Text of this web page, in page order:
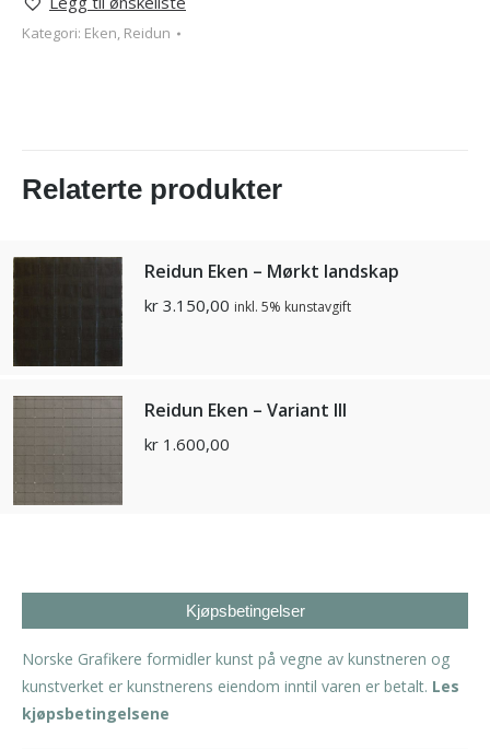
Kategori: Eken, Reidun
Relaterte produkter
Reidun Eken – Mørkt landskap
kr 3.150,00 inkl. 5% kunstavgift
Reidun Eken – Variant III
kr 1.600,00
Kjøpsbetingelser
Norske Grafikere formidler kunst på vegne av kunstneren og
kunstverket er kunstnerens eiendom inntil varen er betalt. Les
kjøpsbetingelsene